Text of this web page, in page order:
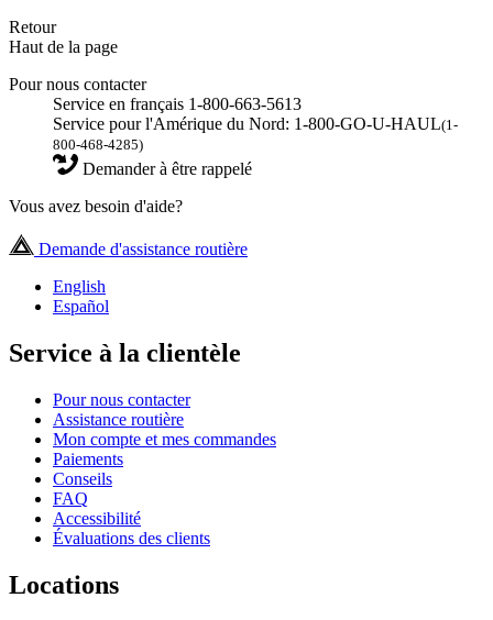
Retour
Haut de la page
Pour nous contacter
Service en français 1-800-663-5613
Service pour l'Amérique du Nord: 1-800-GO-U-HAUL(1-
800-468-4285)
Demander à être rappelé
Vous avez besoin d'aide?
Demande d'assistance routière
English
Español
Service à la clientèle
Pour nous contacter
Assistance routière
Mon compte et mes commandes
Paiements
Conseils
FAQ
Accessibilité
Évaluations des clients
Locations